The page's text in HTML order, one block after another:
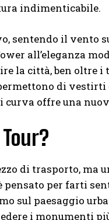
indimenticabile.
sentendo il vento
all’eleganza
la città, ben oltre
di
offre una
di trasporto, ma
per farti
sul paesaggio
i monumenti